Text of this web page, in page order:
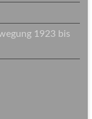
1923 bis